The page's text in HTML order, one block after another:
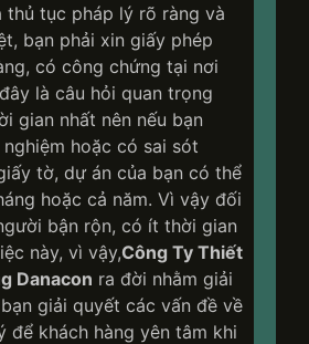
thủ tục pháp lý rõ ràng và
bạn phải xin giấy phép
có công chứng tại nơi
là câu hỏi quan trọng
gian nhất nên nếu bạn
hoặc có sai sót
tờ, dự án của bạn có thể
hoặc cả năm. Vì vậy đối
bận rộn, có ít thời gian
này, vì vậy,Công Ty Thiết
Danacon ra đời nhằm giải
giải quyết các vấn đề về
để khách hàng yên tâm khi